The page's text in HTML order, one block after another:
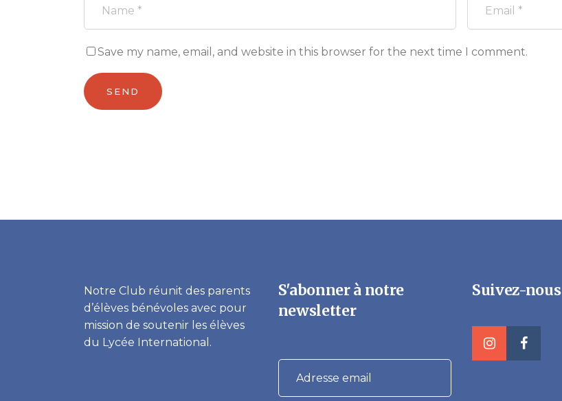
Save my name, email, and website in this browser for the next time I comment.
Notre Club réunit des parents
d’élèves bénévoles avec pour
mission de soutenir les élèves
du Lycée International.
S'abonner à notre
newsletter
Suivez-nous